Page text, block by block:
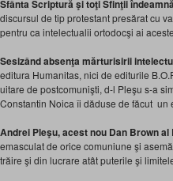
Sfânta Scriptură şi toţi Sfinţii
discursul de tip protestant presărat cu
pentru ca intelectualii ortodocşi ai
Sesizând absenţa mărturisirii
editura Humanitas, nici de editurile
uitare de postcomunişti, d-l Pleşu s-a
Constantin Noica îi dăduse de făcut un
Andrei Pleşu, acest nou Dan Brown al
emasculat de orice comuniune şi
trăire şi din lucrare atât puterile şi